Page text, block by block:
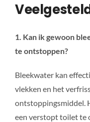
1. Kan ik gewoon
te ontstoppen?
Bleekwater kan
vlekken en het
ontstoppingsmiddel.
een verstopt toilet te